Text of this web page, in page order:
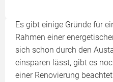
Es gibt einige Gründe für
Rahmen einer
sich schon durch den
einsparen lässt, gibt es
einer Renovierung